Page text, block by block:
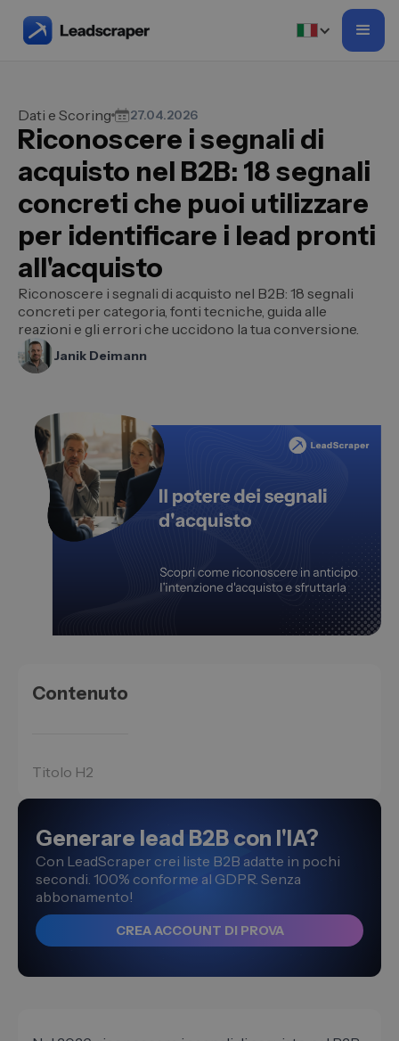
Dati e Scoring 27.04.2026
Riconoscere i segnali di
acquisto nel B2B: 18 segnali
concreti che puoi utilizzare
per identificare i lead pronti
all'acquisto
Riconoscere i segnali di acquisto nel B2B: 18 segnali
concreti per categoria, fonti tecniche, guida alle
reazioni e gli errori che uccidono la tua conversione.
Janik Deimann
Contenuto
Titolo H2
Generare lead B2B con l'IA?
Con LeadScraper crei liste B2B adatte in pochi
secondi. 100% conforme al GDPR. Senza
abbonamento!
CREA ACCOUNT DI PROVA